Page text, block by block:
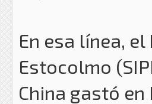
En esa línea,
Estocolmo
China gastó